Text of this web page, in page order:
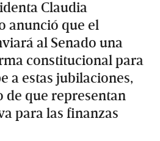
Claudia
anunció que el
al Senado una
constitucional para
a estas jubilaciones,
de que representan
para las finanzas